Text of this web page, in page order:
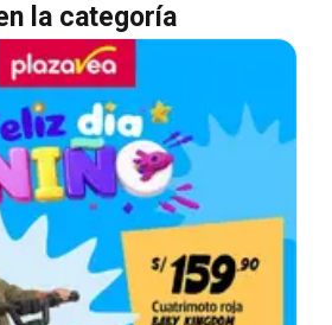
la categoría